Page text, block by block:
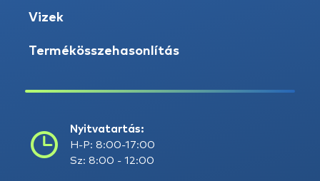
Vizek
Termékösszehasonlítás
Nyitvatartás:
H-P: 8:00-17:00
Sz: 8:00 - 12:00